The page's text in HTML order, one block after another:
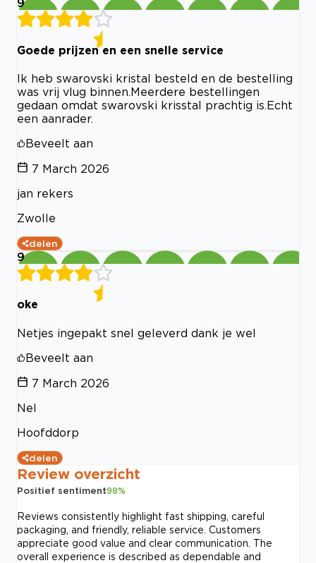
9
Goede prijzen en een snelle service
Ik heb swarovski kristal besteld en de bestelling
was vrij vlug binnen.Meerdere bestellingen
gedaan omdat swarovski krisstal prachtig is.Echt
een aanrader.
Beveelt aan
7 March 2026
jan rekers
Zwolle
delen
9
oke
Netjes ingepakt snel geleverd dank je wel
Beveelt aan
7 March 2026
Nel
Hoofddorp
delen
Review overzicht
Positief sentiment98%
Reviews consistently highlight fast shipping, careful
packaging, and friendly, reliable service. Customers
appreciate good value and clear communication. The
overall experience is described as dependable and